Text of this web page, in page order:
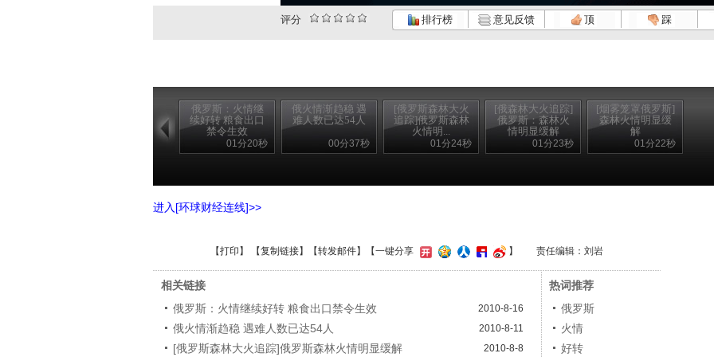
评分 排行榜 意见反馈 顶 踩
俄罗斯：火情继
续好转 粮食出口
禁令生效
01分20秒
俄火情渐趋稳 遇
难人数已达54人
00分37秒
[俄罗斯森林大火
追踪]俄罗斯森林
火情明...
01分24秒
[俄森林大火追踪]
俄罗斯：森林火
情明显缓解
01分23秒
[烟雾笼罩俄罗斯]
森林火情明显缓
解
01分22秒
进入[环球财经连线]>>
【打印 】 【复制链接】【转发邮件】 【一键分享 】 责任编辑：刘岩
相关链接
俄罗斯：火情继续好转 粮食出口禁令生效
2010-8-16
俄火情渐趋稳 遇难人数已达54人 2010-8-11
[俄罗斯森林大火追踪]俄罗斯森林火情明显缓解 2010-8-8
热词推荐
俄罗斯
火情
好转